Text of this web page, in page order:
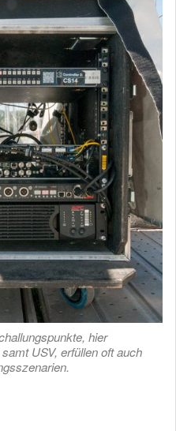
hier
USV, erfüllen oft auch